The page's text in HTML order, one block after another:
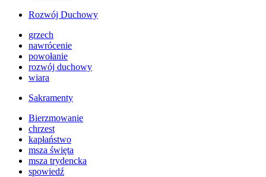
Rozwój Duchowy
grzech
nawrócenie
powołanie
rozwój duchowy
wiara
Sakramenty
Bierzmowanie
chrzest
kapłaństwo
msza święta
msza trydencka
spowiedź